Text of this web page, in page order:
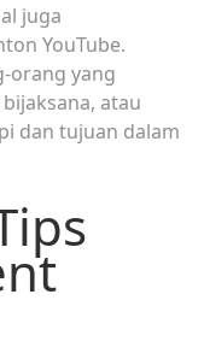
juga
YouTube.
orang yang
atau
dan tujuan dalam